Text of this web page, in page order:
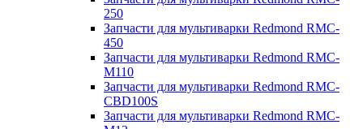
250
Запчасти для мультиварки Redmond RMC-
450
Запчасти для мультиварки Redmond RMC-
M110
Запчасти для мультиварки Redmond RMC-
CBD100S
Запчасти для мультиварки Redmond RMC-